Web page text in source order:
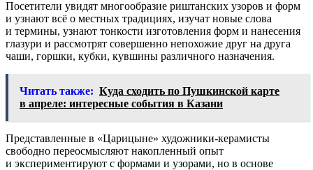
Посетители увидят многообразие риштанских узоров и форм
и узнают всё о местных традициях, изучат новые слова
и термины, узнают тонкости изготовления форм и нанесения
глазури и рассмотрят совершенно непохожие друг на друга
чаши, горшки, кубки, кувшины различного назначения.
Читать также: Куда сходить по Пушкинской карте
в апреле: интересные события в Казани
Представленные в «Царицыне» художники-керамисты
свободно переосмысляют накопленный опыт
и экспериментируют с формами и узорами, но в основе